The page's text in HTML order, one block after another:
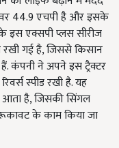
44.9 एचपी है और इसके
के इस एक्सपी प्लस सीरीज
रखी गई है, जिससे किसान
ने अपने इस ट्रैक्टर
स्पीड रखी है. यह
आता है, जिसकी सिंगल
के काम किया जा